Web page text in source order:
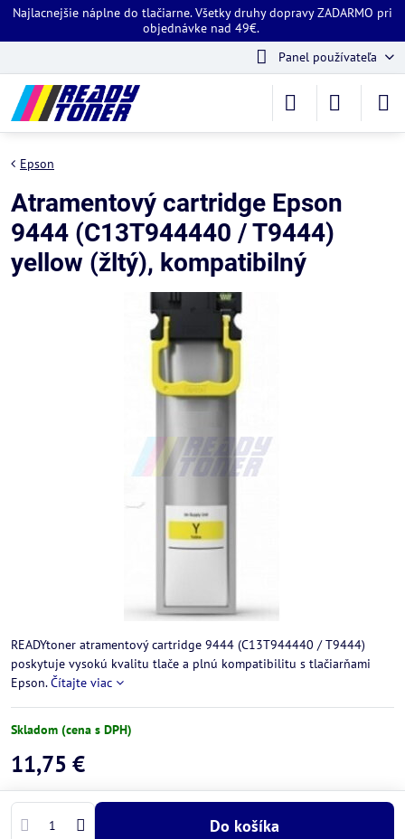
Najlacnejšie náplne do tlačiarne. Všetky druhy dopravy ZADARMO pri
objednávke nad 49€.
Panel používateľa
Epson
Atramentový cartridge Epson
9444 (C13T944440 / T9444)
yellow (žltý), kompatibilný
READYtoner atramentový cartridge 9444 (C13T944440 / T9444)
poskytuje vysokú kvalitu tlače a plnú kompatibilitu s tlačiarňami
Epson.Čítajte viac
Skladom (cena s DPH)
11,75 €
Do košíka